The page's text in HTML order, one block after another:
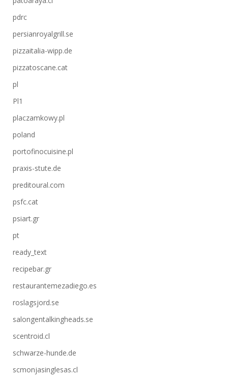
pdrc
persianroyalgrill.se
pizzaitalia-wipp.de
pizzatoscane.cat
pl
Pl1
placzamkowy.pl
poland
portofinocuisine.pl
praxis-stute.de
preditoural.com
psfc.cat
psiart.gr
pt
ready_text
recipebar.gr
restaurantemezadiego.es
roslagsjord.se
salongentalkingheads.se
scentroid.cl
schwarze-hunde.de
scmonjasinglesas.cl